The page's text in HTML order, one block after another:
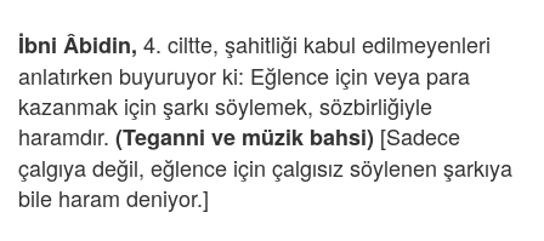
İbni Âbidin, 4. ciltte, şahitliği kabul edilmeyenleri
anlatırken buyuruyor ki: Eğlence için veya para
kazanmak için şarkı söylemek, sözbirliğiyle
haramdır. (Teganni ve müzik bahsi) [Sadece
çalgıya değil, eğlence için çalgısız söylenen şarkıya
bile haram deniyor.]